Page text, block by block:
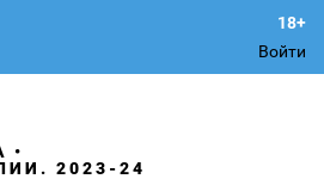
Войти
2023-24